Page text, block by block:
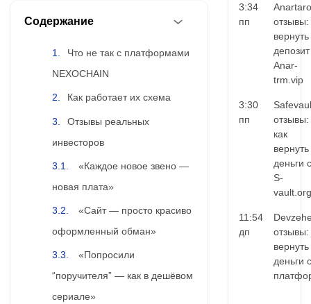
Содержание
Что не так с платформами
NEXOCHAIN
Как работает их схема
Отзывы реальных
инвесторов
«Каждое новое звено —
новая плата»
«Сайт — просто красиво
оформленный обман»
«Попросили
“поручителя” — как в дешёвом
сериале»
3:34
пп
отзывы:
вернуть
Anar-
trm.vip
3:30
пп
отзывы:
как
вернуть
деньги с
S-
vault.org
11:54
дп
отзывы:
вернуть
деньги с